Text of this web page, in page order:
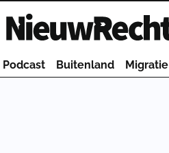
Homepage van NieuwRechts
Podcast Buitenland Migratie